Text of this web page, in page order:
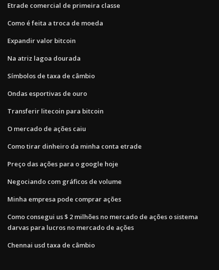
Etrade comercial de primeira classe
Como é feita a troca de moeda
Expandir valor bitcoin
Na atriz lagoa dourada
Símbolos de taxa de câmbio
Ondas esportivas de ouro
Transferir litecoin para bitcoin
O mercado de ações caiu
Como tirar dinheiro da minha conta etrade
Preço das ações para o google hoje
Negociando com gráficos de volume
Minha empresa pode comprar ações
Como consegui us $ 2 milhões no mercado de ações o sistema
darvas para lucros no mercado de ações
Chennai usd taxa de câmbio